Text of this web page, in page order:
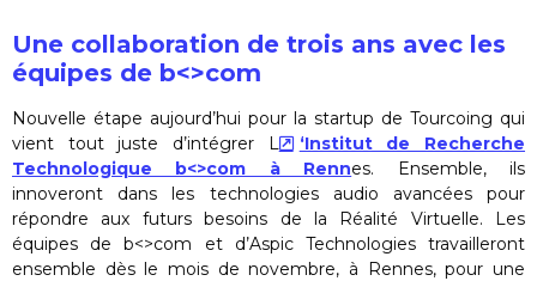
Une collaboration de trois ans avec les
équipes de b<>com
Nouvelle étape aujourd’hui pour la startup de Tourcoing qui
vient tout juste d’intégrer L
‘Institut de Recherche
Technologique b<>com à Rennes. Ensemble, ils
innoveront dans les technologies audio avancées pour
répondre aux futurs besoins de la Réalité Virtuelle. Les
équipes de b<>com et d’Aspic Technologies travailleront
ensemble dès le mois de novembre, à Rennes, pour une